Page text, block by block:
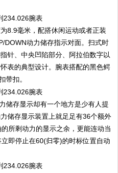
8.9毫米，配搭休闲运动或者正装
DOWN动力储存指示对面。扫式时
针、中央凹陷部分、阿拉伯数字以
表的典型设计。腕表搭配的黑色鳄
带扣。
储存显示却有一个地方是少有人提
储存显示装置上就足足有36个额外
所剩动力的显示之余，更能连动当
即停止在60(归零)的时标位置自动